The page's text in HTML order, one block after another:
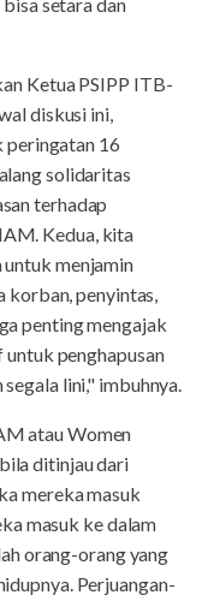
Ketua PSIPP ITB-
diskusi ini,
peringatan 16
solidaritas
terhadap
Kedua, kita
menjamin
korban, penyintas,
penting mengajak
penghapusan
lini," imbuhnya.
atau Women
ditinjau dari
mereka masuk
masuk ke dalam
orang-orang yang
Perjuangan-